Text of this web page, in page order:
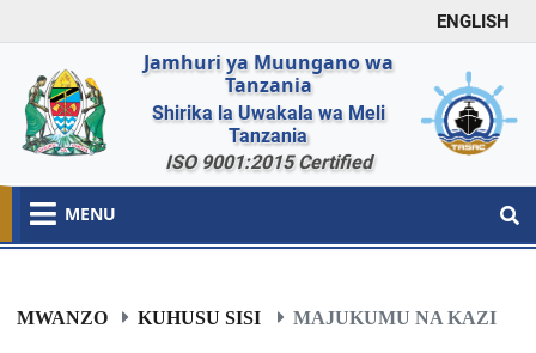
ENGLISH
Jamhuri ya Muungano wa
Tanzania
Shirika la Uwakala wa Meli
Tanzania
ISO 9001:2015 Certified
MENU
MWANZO KUHUSU SISI MAJUKUMU NA KAZI